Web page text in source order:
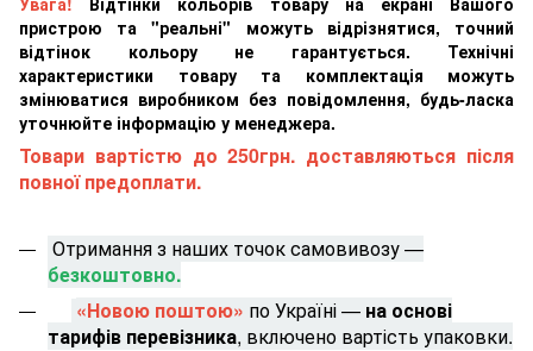
пристрою та "реальні" можуть відрізнятися, точний
відтінок кольору не гарантується. Технічні
характеристики товару та комплектація можуть
змінюватися виробником без повідомлення, будь-ласка
уточнюйте інформацію у менеджера.
Товари вартістю до 250грн. доставляються після
повної предоплати.
Отримання з наших точок самовивозу —
безкоштовно.
«Новою поштою» по Україні — на основі
тарифів перевізника, включено вартість упаковки.